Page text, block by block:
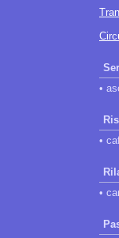
•
•
•